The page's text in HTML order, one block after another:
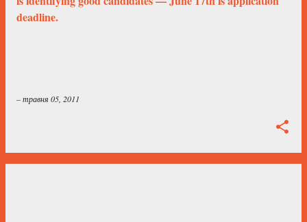
deadline.
–травня 05, 2011